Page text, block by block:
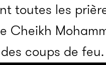
toutes les
Cheikh
coups de